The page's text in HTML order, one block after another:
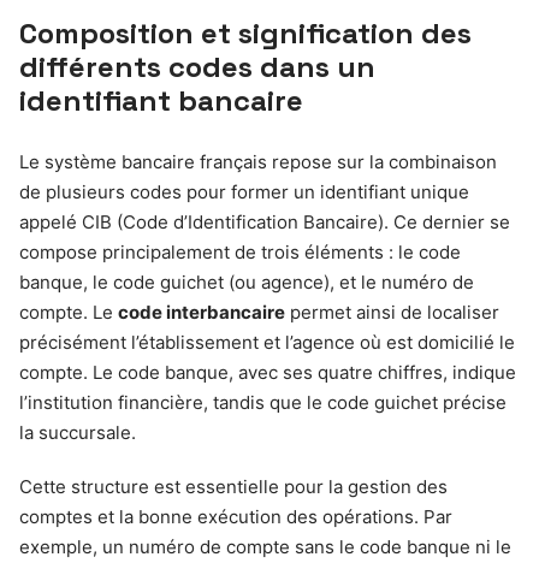
Composition et signification des
différents codes dans un
identifiant bancaire
Le système bancaire français repose sur la combinaison
de plusieurs codes pour former un identifiant unique
appelé CIB (Code d’Identification Bancaire). Ce dernier se
compose principalement de trois éléments : le code
banque, le code guichet (ou agence), et le numéro de
compte. Le code interbancaire permet ainsi de localiser
précisément l’établissement et l’agence où est domicilié le
compte. Le code banque, avec ses quatre chiffres, indique
l’institution financière, tandis que le code guichet précise
la succursale.
Cette structure est essentielle pour la gestion des
comptes et la bonne exécution des opérations. Par
exemple, un numéro de compte sans le code banque ni le